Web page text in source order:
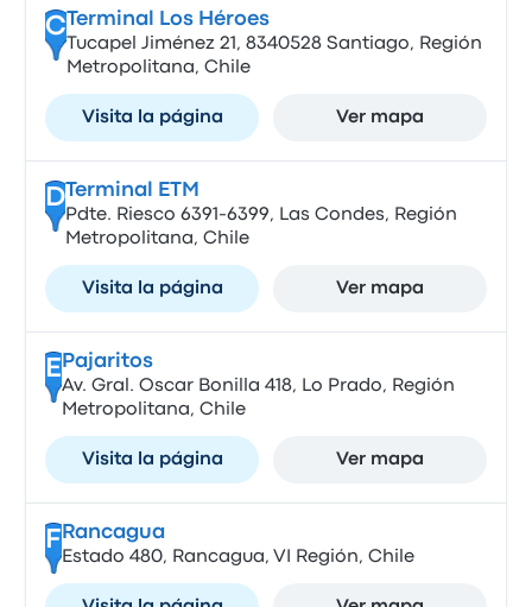
CTerminal Los Héroes
Tucapel Jiménez 21, 8340528 Santiago, Región
Metropolitana, Chile
Visita la página Ver mapa
DTerminal ETM
Pdte. Riesco 6391-6399, Las Condes, Región
Metropolitana, Chile
Visita la página Ver mapa
E Pajaritos
Av. Gral. Oscar Bonilla 418, Lo Prado, Región
Metropolitana, Chile
Visita la página Ver mapa
F Rancagua
Estado 480, Rancagua, VI Región, Chile